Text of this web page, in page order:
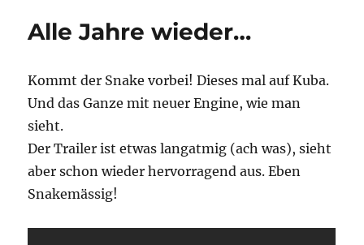
Alle Jahre wieder…
Kommt der Snake vorbei! Dieses mal auf Kuba.
Und das Ganze mit neuer Engine, wie man
sieht.
Der Trailer ist etwas langatmig (ach was), sieht
aber schon wieder hervorragend aus. Eben
Snakemässig!